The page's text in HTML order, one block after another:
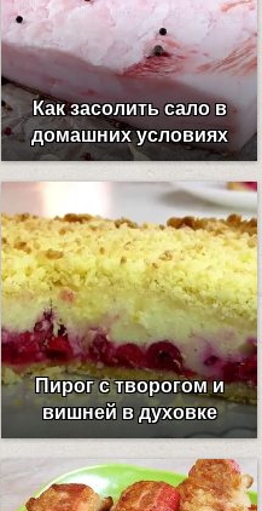
Как засолить сало в
домашних условиях
Пирог с творогом и
вишней в духовке